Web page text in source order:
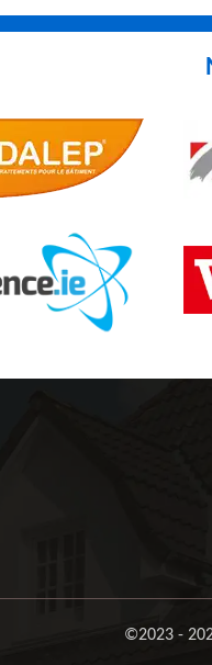
©2023 -